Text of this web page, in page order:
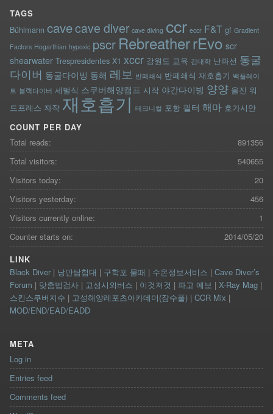
TAGS
Bühlmann cavecave diver cave diving ccr eccr F&T gf Gradient
Factors Hogarthian hypoxic pscr RebreatherrEvo scr
shearwater Trespresidentes X1 xccr 강원도 교육 김대학 난파선 동굴
다이버 동굴다이빙 동해 레보 반폐쇄식 반폐쇄식 재호흡기 백플레이
트 블랙다이버 세벌식 스쿠버해양캠프 시작 야간다이빙 양양 울진 워
드프레스 자작 재호흡기 테크니컬 포항 필터 해마 호가시안
COUNT PER DAY
891356
Total reads:
540655
Total visitors:
20
Visitors today:
456
Visitors yesterday:
1
Visitors currently online:
2014/05/20
Counter starts on:
LINK
Black Diver| 낭만탐험대 | 구학포 물때 | 수온정보서비스 | Cave Diver’s
Forum | 맞춤법검사| 고성시외버스 | 이것저것 | 파고 예보 | X-Ray Mag|
스킨스쿠버지수 | 고성해양레포츠아카데미(잠수풀)| CCR Mix |
MOD/END/EAD/EADD
META
Log in
Entries feed
Comments feed